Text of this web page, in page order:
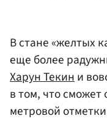
В стане «желтых
еще более
Харун Текини
в том, что сможет
метровой